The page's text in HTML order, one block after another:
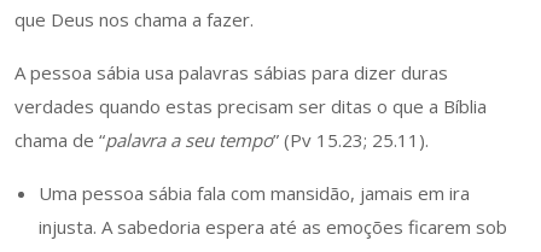
que Deus nos chama a fazer.
A pessoa sábia usa palavras sábias para dizer duras
verdades quando estas precisam ser ditas o que a Bíblia
chama de “palavra a seu tempo” (Pv 15.23; 25.11).
Uma pessoa sábia fala com mansidão, jamais em ira
injusta. A sabedoria espera até as emoções ficarem sob